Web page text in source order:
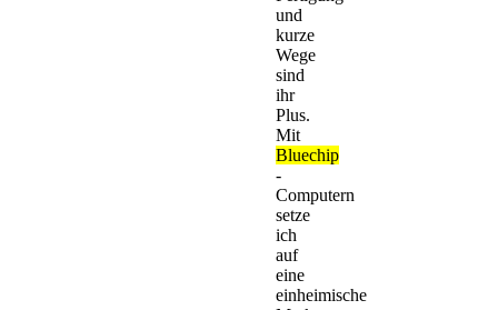
und
kurze
Wege
sind
ihr
Plus.
Mit
Bluechip
-
Computern
setze
ich
auf
eine
einheimische